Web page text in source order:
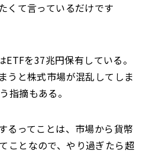
くて言っているだけです
ETFを37兆円保有している。
うと株式市場が混乱してしま
指摘もある。
る ってことは、市場から貨幣
ことなので、やり過ぎたら超